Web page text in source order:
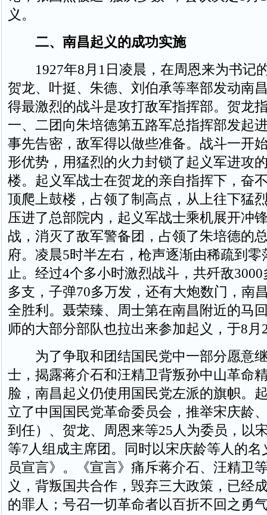
义。
二、南昌起义的成功实施
1927年8月1日凌晨，在周恩来为书记
贺龙、叶挺、朱德、刘伯承等率部发动南
得最激烈的战斗是攻打敌军指挥部。贺龙
一、二团向朱培德第五路军总指挥部发起
事先告密，敌军得以做些准备。战斗一开
形优势，用猛烈的火力封锁了起义军进
楼。起义军战士在贺龙的亲自指挥下，奋
顶爬上鼓楼，占领了制高点，从上往下猛
压进了总部院内，起义军战士乘机展开冲
战，消灭了敌军警备团，占领了朱培德的
府。凌晨5时半左右，枪声逐渐由稀疏到零
止。经过4个多小时激烈战斗，共歼敌3000
多支，子弹70多万发，还有大炮数门，南
全胜利。聂荣臻、周士第在南昌附近的马
师的大部分部队也拉出来参加起义，于8月
为了争取和团结国民党中一部分愿意
士，揭露蒋介石和汪精卫背叛孙中山革命
脸，南昌起义仍使用国民党左派的旗帜。
立了中国国民党革命委员会，推举宋庆龄
到任）、贺龙、周恩来等25人为委员，以
等7人组成主席团。同时以宋庆龄等人的名
员宣言》。《宣言》痛斥蒋介石、汪精卫
义，背叛国共合作，毁弃三大政策，已经
的罪人；号召一切革命者以百折不回之勇